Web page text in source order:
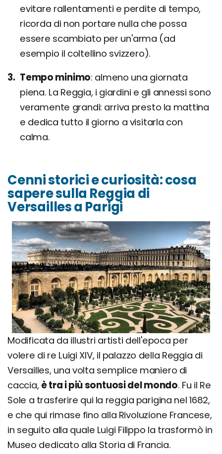
evitare rallentamenti e perdite di tempo,
ricorda di non portare nulla che possa
essere scambiato per un'arma (ad
esempio il coltellino svizzero).
Tempo minimo almeno una giornata
piena. La Reggia, i giardini e gli annessi sono
veramente grandi: arriva presto la mattina
e dedica tutto il giorno a visitarla con
calma.
Cenni storici e curiosità: cosa
sapere sulla Reggia di
Versailles a Parigi
Modificata da illustri artisti dell'epoca per
volere di re Luigi XIV, il palazzo della Reggia di
Versailles, una volta semplice maniero di
caccia, è tra i più sontuosi del mondo. Fu il Re
Sole a trasferire qui la reggia parigina nel 1682,
e che qui rimase fino alla Rivoluzione Francese,
in seguito alla quale Luigi Filippo la trasformò in
Museo dedicato alla Storia di Francia.